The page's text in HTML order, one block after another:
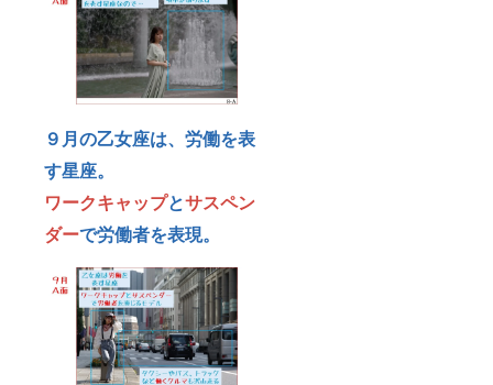
９月の乙女座は、労働を表
す星座。
ワークキャップとサスペン
ダーで労働者を表現。